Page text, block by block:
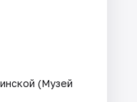
(Музей